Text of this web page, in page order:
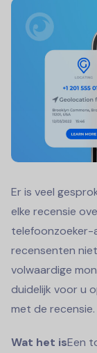
Er is veel
elke recensie
telefoonzoeker-
recensenten
volwaardige
duidelijk voor u
met de recensie.
Wat het isEen